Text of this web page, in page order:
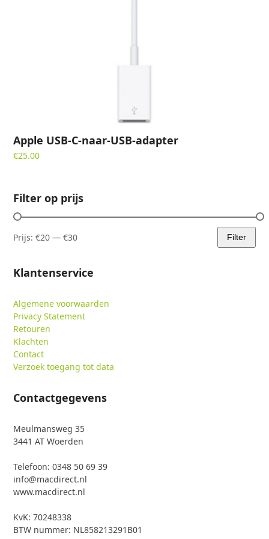
Apple USB-C-naar-USB-adapter
€25.00
Filter op prijs
Min.
Max.
Filter
Prijs:€20 —€30
Klantenservice
Algemene voorwaarden
Privacy Statement
Retouren
Klachten
Contact
Verzoek toegang tot data
Contactgegevens
Meulmansweg 35
3441 AT Woerden
Telefoon: 0348 50 69 39
info@macdirect.nl
www.macdirect.nl
KvK: 70248338
BTW nummer: NL858213291B01